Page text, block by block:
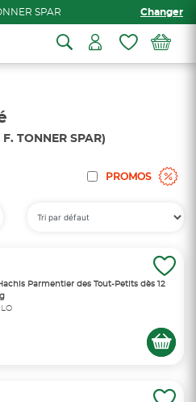
SPAR Changer
TONNER SPAR)
PROMOS
Parmentier des Tout-Petits dès 12